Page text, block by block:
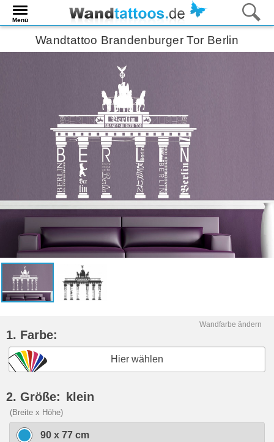
Menü
Wandtattoo Brandenburger Tor Berlin
Wandfarbe ändern
1. Farbe:
Hier wählen
2. Größe: klein
(Breite x Höhe)
90 x 77 cm